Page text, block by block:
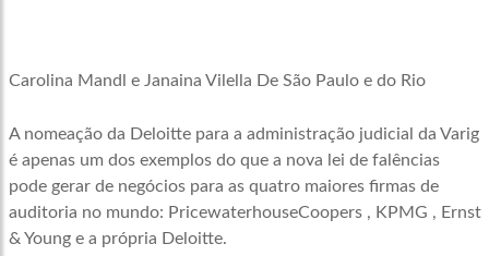
Carolina Mandl e Janaina Vilella De São Paulo e do Rio
A nomeação da Deloitte para a administração judicial da Varig
é apenas um dos exemplos do que a nova lei de falências
pode gerar de negócios para as quatro maiores firmas de
auditoria no mundo: PricewaterhouseCoopers , KPMG , Ernst
& Young e a própria Deloitte.